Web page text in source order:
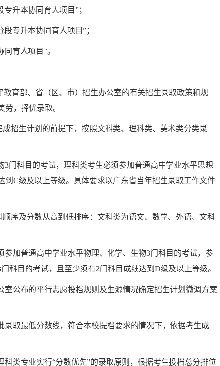
升本协同育人项目”；
专升本协同育人项目”；
育人项目”。
育部、省（区、市）招生办公室的有关招生录取政策和规
，择优录取。
招生计划的前提下，按照文科类、理科类、美术类分类录
3门科目的考试，理科类考生必须参加普通高中学业水平思想
到 C级及以上等级。具体要求以广东省当年招生录取工作文件
顺序及分数从高到低排序：文科类为语文、数学、外语、文科
参加普通高中学业水平物理、化学、生物3门科目的考试，参
门科目的考试，且至少须有2门科目成绩达到 D级及以上等级。
公布的平行志愿投档规则及生源情况确定招生计划微调方案
取最低分数线，符合本校提档要求的情况下，依据考生成
类专业实行“分数优先”的录取原则， 根据考生投档总分排位